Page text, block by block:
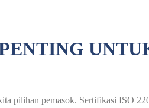
pilihan pemasok. Sertifikasi ISO